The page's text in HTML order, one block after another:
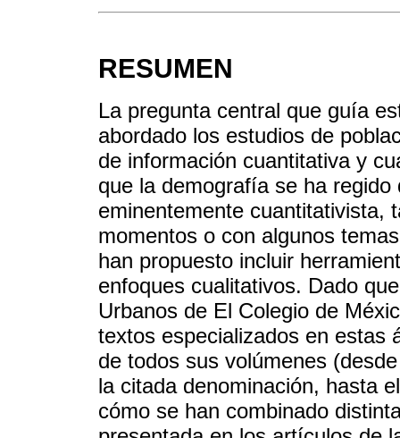
RESUMEN
La pregunta central que guía
abordado los estudios de
de información cuantitativa y
que la demografía se ha
eminentemente cuantitativista,
momentos o con algunos
han propuesto incluir
enfoques cualitativos. Dado
Urbanos de El Colegio de
textos especializados en estas
de todos sus volúmenes
la citada denominación, hasta
cómo se han combinado